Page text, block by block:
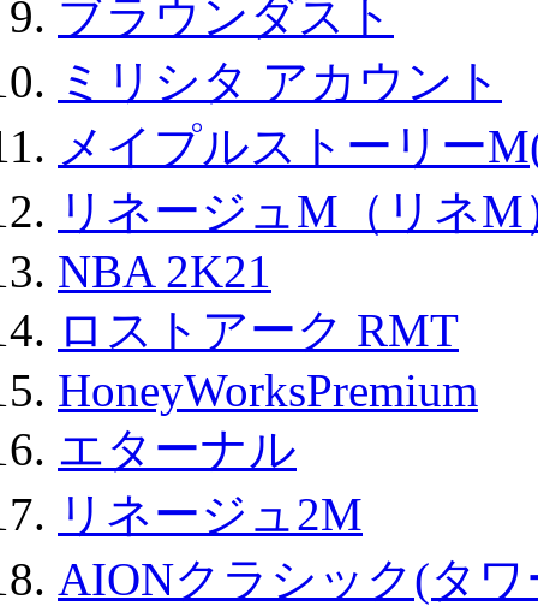
ブラウンダスト
ミリシタ アカウント
メイプルストーリー
リネージュM（リネM
NBA 2K21
ロストアーク RMT
HoneyWorksPremium
エターナル
リネージュ2M
AIONクラシック(タ